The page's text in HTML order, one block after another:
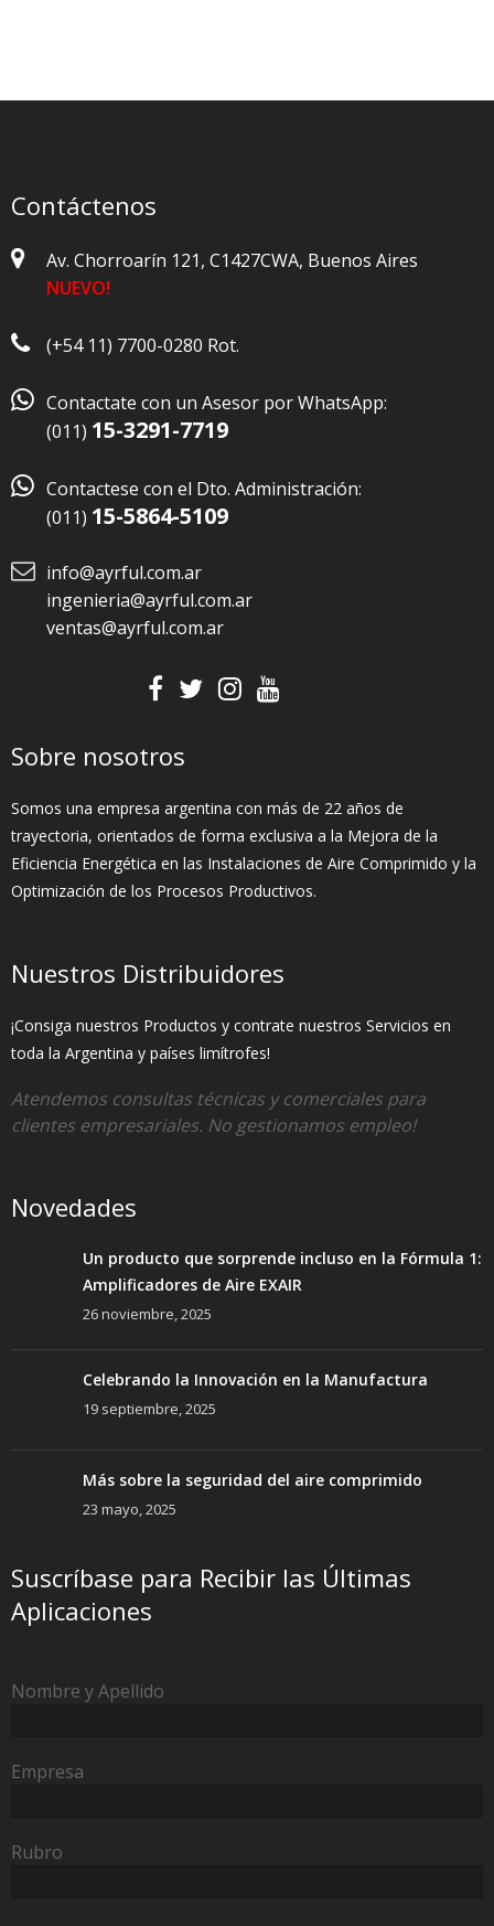
Contáctenos
Av. Chorroarín 121, C1427CWA, Buenos Aires
NUEVO!
(+54 11) 7700-0280 Rot.
 Contactate con un Asesor por WhatsApp:
(011) 15-3291-7719
 Contactese con el Dto. Administración:
(011) 15-5864-5109
info@ayrful.com.ar
ingenieria@ayrful.com.ar
ventas@ayrful.com.ar
Sobre nosotros
Somos una empresa argentina con más de 22 años de
trayectoria, orientados de forma exclusiva a la Mejora de la
Eficiencia Energética en las Instalaciones de Aire Comprimido y la
Optimización de los Procesos Productivos.
Nuestros Distribuidores
¡Consiga nuestros Productos y contrate nuestros Servicios en
toda la Argentina y países limítrofes!
Atendemos consultas técnicas y comerciales para
clientes empresariales. No gestionamos empleo!
Novedades
Un producto que sorprende incluso en la Fórmula 1:
Amplificadores de Aire EXAIR
26 noviembre, 2025
Celebrando la Innovación en la Manufactura
19 septiembre, 2025
Más sobre la seguridad del aire comprimido
23 mayo, 2025
Suscríbase para Recibir las Últimas
Aplicaciones
Nombre y Apellido
Empresa
Rubro